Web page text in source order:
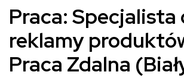
Praca: Specjalista
reklamy
Praca Zdalna